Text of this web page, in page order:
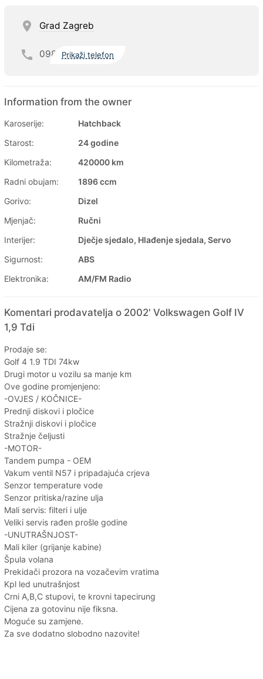
Grad Zagreb
098 Prikaži telefon
Information from the owner
Karoserije:
Hatchback
Starost:
24 godine
Kilometraža:
420000 km
Radni obujam:
1896 ccm
Gorivo:
Dizel
Mjenjač:
Ručni
Interijer:
Dječje sjedalo, Hlađenje sjedala, Servo
Sigurnost:
ABS
Elektronika:
AM/FM Radio
Komentari prodavatelja o 2002' Volkswagen Golf IV
1,9 Tdi
Prodaje se:
Golf 4 1.9 TDI 74kw
Drugi motor u vozilu sa manje km
Ove godine promjenjeno:
-OVJES / KOČNICE-
Prednji diskovi i pločice
Stražnji diskovi i pločice
Stražnje čeljusti
-MOTOR-
Tandem pumpa - OEM
Vakum ventil N57 i pripadajuća crjeva
Senzor temperature vode
Senzor pritiska/razine ulja
Mali servis: filteri i ulje
Veliki servis rađen prošle godine
-UNUTRAŠNJOST-
Mali kiler (grijanje kabine)
Špula volana
Prekidači prozora na vozačevim vratima
Kpl led unutrašnjost
Crni A,B,C stupovi, te krovni tapecirung
Cijena za gotovinu nije fiksna.
Moguće su zamjene.
Za sve dodatno slobodno nazovite!